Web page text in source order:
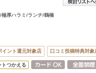
厚ハラミ/ランチ/鶴橋
イント還元対象店 口コミ投稿特典対象
トつかえる